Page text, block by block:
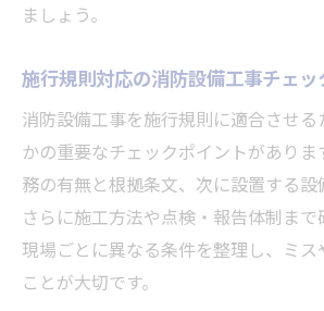
ましょう。
施行規則対応の消防設備工事チェッ
消防設備工事を施行規則に適合させる
かの重要なチェックポイントがありま
務の有無と根拠条文、次に設置する設
さらに施工方法や点検・報告体制まで
現場ごとに異なる条件を整理し、ミス
ことが大切です。